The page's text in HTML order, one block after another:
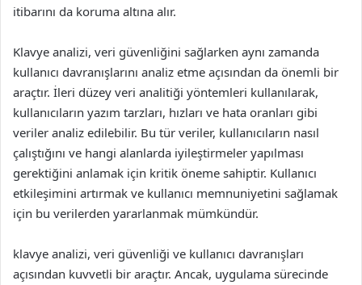
itibarını da koruma altına alır.
Klavye analizi, veri güvenliğini sağlarken aynı zamanda
kullanıcı davranışlarını analiz etme açısından da önemli bir
araçtır. İleri düzey veri analitiği yöntemleri kullanılarak,
kullanıcıların yazım tarzları, hızları ve hata oranları gibi
veriler analiz edilebilir. Bu tür veriler, kullanıcıların nasıl
çalıştığını ve hangi alanlarda iyileştirmeler yapılması
gerektiğini anlamak için kritik öneme sahiptir. Kullanıcı
etkileşimini artırmak ve kullanıcı memnuniyetini sağlamak
için bu verilerden yararlanmak mümkündür.
klavye analizi, veri güvenliği ve kullanıcı davranışları
açısından kuvvetli bir araçtır. Ancak, uygulama sürecinde